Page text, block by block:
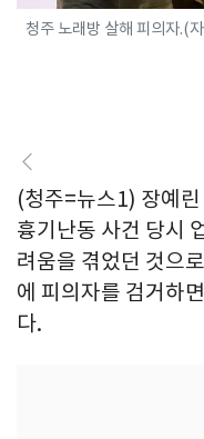
청주 노래방 살해 피의자.(
(청주=뉴스1) 장예
흉기난동 사건 당시
려움을 겪었던 것으
에 피의자를 검거하
다.